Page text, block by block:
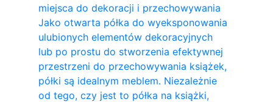
miejsca do dekoracji i przechowywania
Jako otwarta półka do wyeksponowania
ulubionych elementów dekoracyjnych
lub po prostu do stworzenia efektywnej
przestrzeni do przechowywania książek,
półki są idealnym meblem. Niezależnie
od tego, czy jest to półka na książki,